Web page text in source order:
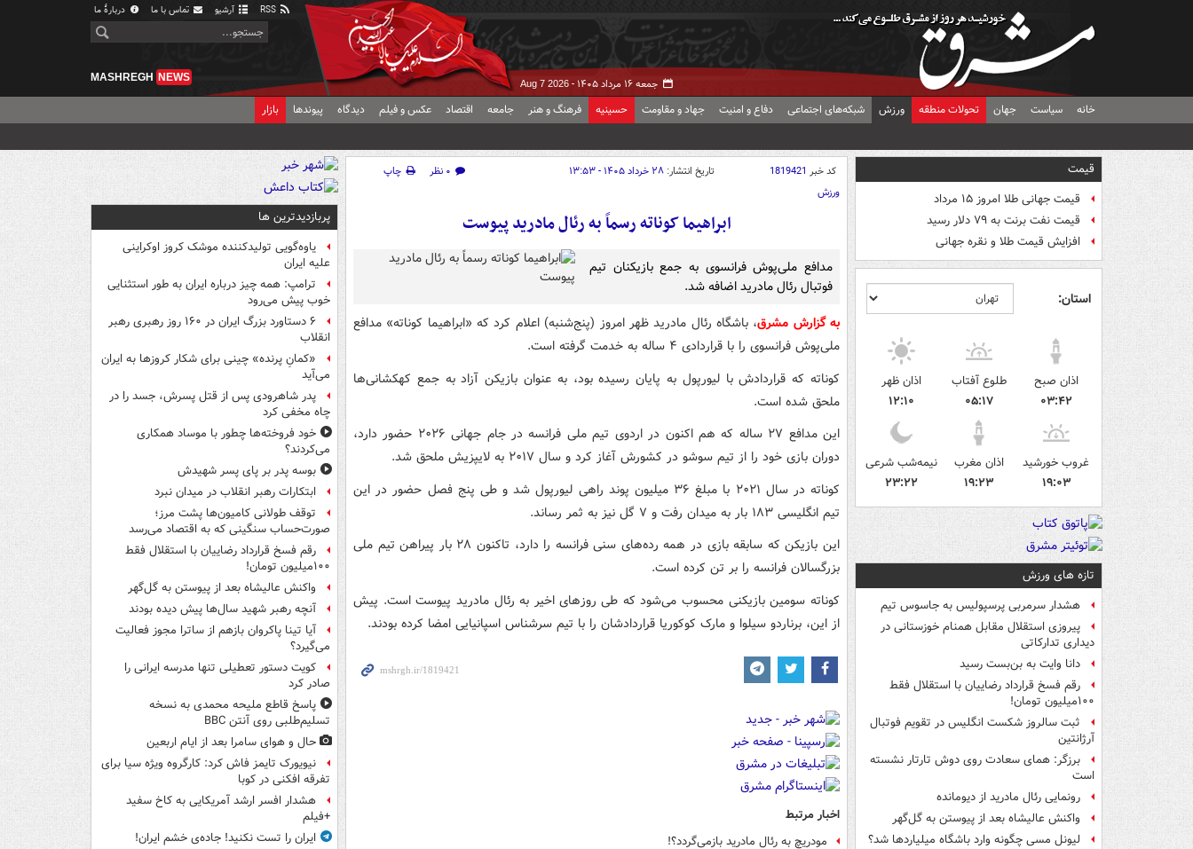
آرشیو تماس با ما دربارهٔ ما
جمعه ۱۶ مرداد ۱۴۰۵ - Aug 7 2026
MASHREGH NEWS
خانه سیاست جهان تحولات منطقه ورزش شبکه‌های اجتماعی دفاع و امنیت جهاد و مقاومت حسینیه فرهنگ و هنر جامعه اقتصاد عکس و فیلم دیدگاه پیوندها بازار
قیمت
قیمت جهانی طلا امروز ۱۵ مرداد
قیمت نفت برنت به ۷۹ دلار رسید
افزایش قیمت طلا و نقره جهانی
استان:
اذان صبح
۰۳:۴۲
طلوع آفتاب
۰۵:۱۷
اذان ظهر
۱۲:۱۰
غروب خورشید
۱۹:۰۳
اذان مغرب
۱۹:۲۳
نیمه‌شب شرعی
۲۳:۲۲
تازه های ورزش
هشدار سرمربی پرسپولیس به جاسوس تیم
پیروزی استقلال مقابل همنام خوزستانی در
دیداری تدارکاتی
دانا وایت به بن‌بست رسید
رقم فسخ قرارداد رضاییان با استقلال فقط
۱۰۰میلیون تومان!
ثبت سالروز شکست انگلیس در تقویم فوتبال
آرژانتین
برزگر: همای سعادت روی دوش تارتار نشسته
است
رونمایی رئال مادرید از دیومانده
واکنش عالیشاه بعد از پیوستن به گل‌گهر
لیونل مسی چگونه وارد باشگاه میلیاردها شد؟
کد خبر 1819421 تاریخ انتشار: ۲۸ خرداد ۱۴۰۵ - ۱۳:۵۳ ۰ نظر
چاپ
ورزش
ابراهیما کوناته رسماً به رئال مادرید پیوست
مدافع ملی‌پوش فرانسوی به جمع بازیکنان تیم
فوتبال رئال مادرید اضافه شد.
به گزارش مشرق، باشگاه رئال مادرید ظهر امروز (پنج‌شنبه) اعلام کرد که «ابراهیما کوناته» مدافع
ملی‌پوش فرانسوی را با قراردادی ۴ ساله به خدمت گرفته است.
کوناته که قراردادش با لیورپول به پایان رسیده بود، به عنوان بازیکن آزاد به جمع کهکشانی‌ها
ملحق شده است.
این مدافع ۲۷ ساله که هم اکنون در اردوی تیم ملی فرانسه در جام جهانی ۲۰۲۶ حضور دارد،
دوران بازی خود را از تیم سوشو در کشورش آغاز کرد و سال ۲۰۱۷ به لایپزیش ملحق شد.
کوناته در سال ۲۰۲۱ با مبلغ ۳۶ میلیون پوند راهی لیورپول شد و طی پنج فصل حضور در این
تیم انگلیسی ۱۸۳ بار به میدان رفت و ۷ گل نیز به ثمر رساند.
این بازیکن که سابقه بازی در همه رده‌های سنی فرانسه را دارد، تاکنون ۲۸ بار پیراهن تیم ملی
بزرگسالان فرانسه را بر تن کرده است.
کوناته سومین بازیکنی محسوب می‌شود که طی روزهای اخیر به رئال مادرید پیوست است. پیش
از این، برناردو سیلوا و مارک کوکوریا قراردادشان را با تیم سرشناس اسپانیایی امضا کرده بودند.
اخبار مرتبط
مودریچ به رئال مادرید بازمی‌گردد؟!
پربازدیدترین ها
یاوه‌گویی تولیدکننده موشک کروز اوکراینی
علیه ایران
ترامپ: همه چیز درباره ایران به طور استثنایی
خوب پیش می‌رود
۶ دستاورد بزرگ ایران در ۱۶۰ روز رهبری رهبر
انقلاب
«کمانِ پرنده» چینی برای شکار کروزها به ایران
می‌آید
پدر شاهرودی پس از قتل پسرش، جسد را در
چاه مخفی کرد
خود فروخته‌ها چطور با موساد همکاری
می‌کردند؟
بوسه‌ پدر بر پای پسر شهیدش
ابتکارات رهبر انقلاب در میدان نبرد
توقف طولانی کامیون‌ها پشت مرز؛
صورت‌حساب سنگینی که به اقتصاد می‌رسد
رقم فسخ قرارداد رضاییان با استقلال فقط
۱۰۰میلیون تومان!
واکنش عالیشاه بعد از پیوستن به گل‌گهر
آنچه رهبر شهید سال‌ها پیش دیده بودند
آیا تینا پاکروان بازهم از ساترا مجوز فعالیت
می‌گیرد؟
کویت دستور تعطیلی تنها مدرسه ایرانی را
صادر کرد
پاسخ قاطع ملیحه محمدی به نسخه
تسلیم‌طلبی روی آنتن BBC
حال و هوای سامرا بعد از ایام اربعین
نیویورک تایمز فاش کرد: کارگروه ویژه سیا برای
تفرقه افکنی در کوبا
هشدار افسر ارشد آمریکایی به کاخ سفید
+فیلم
ایران را تست نکنید! جاده‌ی خشم ایران!